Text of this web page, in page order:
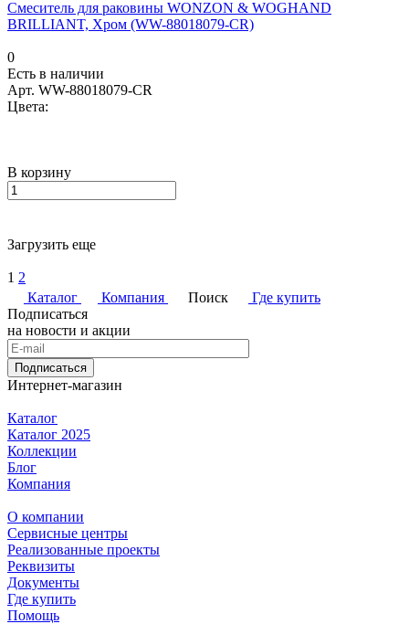
Смеситель для раковины WONZON & WOGHAND
BRILLIANT, Хром (WW-88018079-CR)
0
Есть в наличии
Арт. WW-88018079-CR
Цвета:
В корзину
Загрузить еще
1 2
Каталог
Компания Поиск
Где купить
Подписаться
на новости и акции
Подписаться
Интернет-магазин
Каталог
Каталог 2025
Коллекции
Блог
Компания
О компании
Сервисные центры
Реализованные проекты
Реквизиты
Документы
Где купить
Помощь